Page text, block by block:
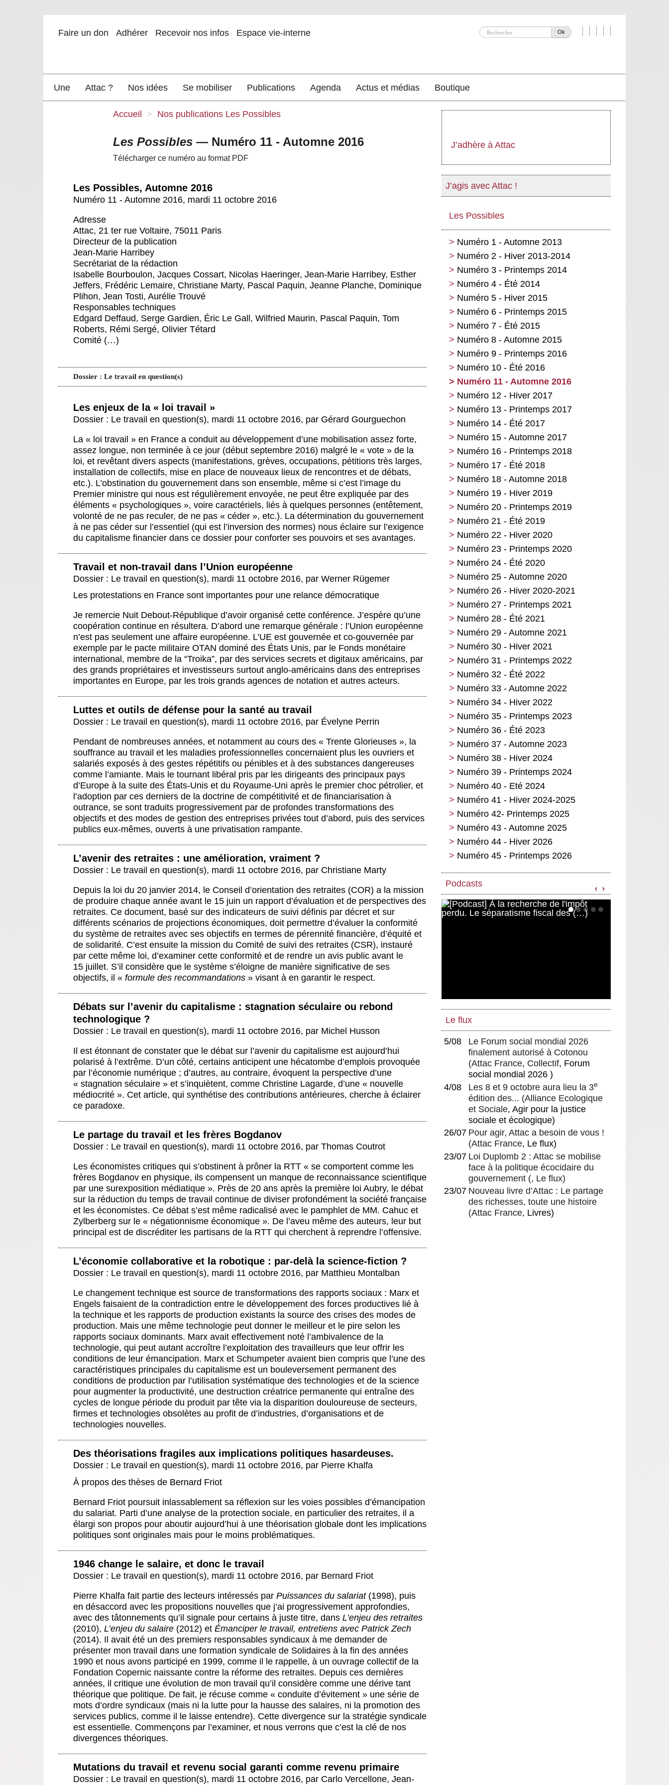
Ok
Faire un don Adhérer Recevoir nos infos Espace vie-interne
Une Attac ? Nos idées Se mobiliser Publications Agenda Actus et médias Boutique
Accueil > Nos publications Les Possibles
Les Possibles — Numéro 11 - Automne 2016
Télécharger ce numéro au format PDF
Les Possibles, Automne 2016
Numéro 11 - Automne 2016, mardi 11 octobre 2016
Adresse
Attac, 21 ter rue Voltaire, 75011 Paris
Directeur de la publication
Jean-Marie Harribey
Secrétariat de la rédaction
Isabelle Bourboulon, Jacques Cossart, Nicolas Haeringer, Jean-Marie Harribey, Esther
Jeffers, Frédéric Lemaire, Christiane Marty, Pascal Paquin, Jeanne Planche, Dominique
Plihon, Jean Tosti, Aurélie Trouvé
Responsables techniques
Edgard Deffaud, Serge Gardien, Éric Le Gall, Wilfried Maurin, Pascal Paquin, Tom
Roberts, Rémi Sergé, Olivier Tétard
Comité (…)
Dossier : Le travail en question(s)
Les enjeux de la « loi travail »
Dossier : Le travail en question(s), mardi 11 octobre 2016, par Gérard Gourguechon
La « loi travail » en France a conduit au développement d’une mobilisation assez forte,
assez longue, non terminée à ce jour (début septembre 2016) malgré le « vote » de la
loi, et revêtant divers aspects (manifestations, grèves, occupations, pétitions très larges,
installation de collectifs, mise en place de nouveaux lieux de rencontres et de débats,
etc.). L’obstination du gouvernement dans son ensemble, même si c’est l’image du
Premier ministre qui nous est régulièrement envoyée, ne peut être expliquée par des
éléments « psychologiques », voire caractériels, liés à quelques personnes (entêtement,
volonté de ne pas reculer, de ne pas « céder », etc.). La détermination du gouvernement
à ne pas céder sur l’essentiel (qui est l’inversion des normes) nous éclaire sur l’exigence
du capitalisme financier dans ce dossier pour conforter ses pouvoirs et ses avantages.
Travail et non-travail dans l’Union européenne
Dossier : Le travail en question(s), mardi 11 octobre 2016, par Werner Rügemer
Les protestations en France sont importantes pour une relance démocratique
Je remercie Nuit Debout-République d’avoir organisé cette conférence. J’espère qu’une
coopération continue en résultera. D’abord une remarque générale : l’Union européenne
n’est pas seulement une affaire européenne. L’UE est gouvernée et co-gouvernée par
exemple par le pacte militaire OTAN dominé des États Unis, par le Fonds monétaire
international, membre de la “Troika”, par des services secrets et digitaux américains, par
des grands propriétaires et investisseurs surtout anglo-américains dans des entreprises
importantes en Europe, par les trois grands agences de notation et autres acteurs.
Luttes et outils de défense pour la santé au travail
Dossier : Le travail en question(s), mardi 11 octobre 2016, par Évelyne Perrin
Pendant de nombreuses années, et notamment au cours des « Trente Glorieuses », la
souffrance au travail et les maladies professionnelles concernaient plus les ouvriers et
salariés exposés à des gestes répétitifs ou pénibles et à des substances dangereuses
comme l’amiante. Mais le tournant libéral pris par les dirigeants des principaux pays
d’Europe à la suite des États-Unis et du Royaume-Uni après le premier choc pétrolier, et
l’adoption par ces derniers de la doctrine de compétitivité et de financiarisation à
outrance, se sont traduits progressivement par de profondes transformations des
objectifs et des modes de gestion des entreprises privées tout d’abord, puis des services
publics eux-mêmes, ouverts à une privatisation rampante.
L’avenir des retraites : une amélioration, vraiment ?
Dossier : Le travail en question(s), mardi 11 octobre 2016, par Christiane Marty
Depuis la loi du 20 janvier 2014, le Conseil d’orientation des retraites (COR) a la mission
de produire chaque année avant le 15 juin un rapport d’évaluation et de perspectives des
retraites. Ce document, basé sur des indicateurs de suivi définis par décret et sur
différents scénarios de projections économiques, doit permettre d’évaluer la conformité
du système de retraites avec ses objectifs en termes de pérennité financière, d’équité et
de solidarité. C’est ensuite la mission du Comité de suivi des retraites (CSR), instauré
par cette même loi, d’examiner cette conformité et de rendre un avis public avant le
15 juillet. S’il considère que le système s’éloigne de manière significative de ses
objectifs, il « formule des recommandations » visant à en garantir le respect.
Débats sur l’avenir du capitalisme : stagnation séculaire ou rebond
technologique ?
Dossier : Le travail en question(s), mardi 11 octobre 2016, par Michel Husson
Il est étonnant de constater que le débat sur l’avenir du capitalisme est aujourd’hui
polarisé à l’extrême. D’un côté, certains anticipent une hécatombe d’emplois provoquée
par l’économie numérique ; d’autres, au contraire, évoquent la perspective d’une
« stagnation séculaire » et s’inquiètent, comme Christine Lagarde, d’une « nouvelle
médiocrité ». Cet article, qui synthétise des contributions antérieures, cherche à éclairer
ce paradoxe.
Le partage du travail et les frères Bogdanov
Dossier : Le travail en question(s), mardi 11 octobre 2016, par Thomas Coutrot
Les économistes critiques qui s’obstinent à prôner la RTT « se comportent comme les
frères Bogdanov en physique, ils compensent un manque de reconnaissance scientifique
par une surexposition médiatique ». Près de 20 ans après la première loi Aubry, le débat
sur la réduction du temps de travail continue de diviser profondément la société française
et les économistes. Ce débat s’est même radicalisé avec le pamphlet de MM. Cahuc et
Zylberberg sur le « négationnisme économique ». De l’aveu même des auteurs, leur but
principal est de discréditer les partisans de la RTT qui cherchent à reprendre l’offensive.
L’économie collaborative et la robotique : par-delà la science-fiction ?
Dossier : Le travail en question(s), mardi 11 octobre 2016, par Matthieu Montalban
Le changement technique est source de transformations des rapports sociaux : Marx et
Engels faisaient de la contradiction entre le développement des forces productives lié à
la technique et les rapports de production existants la source des crises des modes de
production. Mais une même technologie peut donner le meilleur et le pire selon les
rapports sociaux dominants. Marx avait effectivement noté l’ambivalence de la
technologie, qui peut autant accroître l’exploitation des travailleurs que leur offrir les
conditions de leur émancipation. Marx et Schumpeter avaient bien compris que l’une des
caractéristiques principales du capitalisme est un bouleversement permanent des
conditions de production par l’utilisation systématique des technologies et de la science
pour augmenter la productivité, une destruction créatrice permanente qui entraîne des
cycles de longue période du produit par tête via la disparition douloureuse de secteurs,
firmes et technologies obsolètes au profit de d’industries, d’organisations et de
technologies nouvelles.
Des théorisations fragiles aux implications politiques hasardeuses.
Dossier : Le travail en question(s), mardi 11 octobre 2016, par Pierre Khalfa
À propos des thèses de Bernard Friot
Bernard Friot poursuit inlassablement sa réflexion sur les voies possibles d’émancipation
du salariat. Parti d’une analyse de la protection sociale, en particulier des retraites, il a
élargi son propos pour aboutir aujourd’hui à une théorisation globale dont les implications
politiques sont originales mais pour le moins problématiques.
1946 change le salaire, et donc le travail
Dossier : Le travail en question(s), mardi 11 octobre 2016, par Bernard Friot
Pierre Khalfa fait partie des lecteurs intéressés par Puissances du salariat(1998), puis
en désaccord avec les propositions nouvelles que j’ai progressivement approfondies,
avec des tâtonnements qu’il signale pour certains à juste titre, dans L’enjeu des retraites
(2010), L’enjeu du salaire (2012) et Émanciper le travail, entretiens avec Patrick Zech
(2014). Il avait été un des premiers responsables syndicaux à me demander de
présenter mon travail dans une formation syndicale de Solidaires à la fin des années
1990 et nous avons participé en 1999, comme il le rappelle, à un ouvrage collectif de la
Fondation Copernic naissante contre la réforme des retraites. Depuis ces dernières
années, il critique une évolution de mon travail qu’il considère comme une dérive tant
théorique que politique. De fait, je récuse comme « conduite d’évitement » une série de
mots d’ordre syndicaux (mais ni la lutte pour la hausse des salaires, ni la promotion des
services publics, comme il le laisse entendre). Cette divergence sur la stratégie syndicale
est essentielle. Commençons par l’examiner, et nous verrons que c’est la clé de nos
divergences théoriques.
Mutations du travail et revenu social garanti comme revenu primaire
Dossier : Le travail en question(s), mardi 11 octobre 2016, par Carlo Vercellone, Jean-
J’adhère à Attac
J’agis avec Attac !
Les Possibles
Numéro 1 - Automne 2013
Numéro 2 - Hiver 2013-2014
Numéro 3 - Printemps 2014
Numéro 4 - Été 2014
Numéro 5 - Hiver 2015
Numéro 6 - Printemps 2015
Numéro 7 - Été 2015
Numéro 8 - Automne 2015
Numéro 9 - Printemps 2016
Numéro 10 - Été 2016
Numéro 11 - Automne 2016
Numéro 12 - Hiver 2017
Numéro 13 - Printemps 2017
Numéro 14 - Été 2017
Numéro 15 - Automne 2017
Numéro 16 - Printemps 2018
Numéro 17 - Été 2018
Numéro 18 - Automne 2018
Numéro 19 - Hiver 2019
Numéro 20 - Printemps 2019
Numéro 21 - Été 2019
Numéro 22 - Hiver 2020
Numéro 23 - Printemps 2020
Numéro 24 - Été 2020
Numéro 25 - Automne 2020
Numéro 26 - Hiver 2020-2021
Numéro 27 - Printemps 2021
Numéro 28 - Été 2021
Numéro 29 - Automne 2021
Numéro 30 - Hiver 2021
Numéro 31 - Printemps 2022
Numéro 32 - Été 2022
Numéro 33 - Automne 2022
Numéro 34 - Hiver 2022
Numéro 35 - Printemps 2023
Numéro 36 - Été 2023
Numéro 37 - Automne 2023
Numéro 38 - Hiver 2024
Numéro 39 - Printemps 2024
Numéro 40 - Eté 2024
Numéro 41 - Hiver 2024-2025
Numéro 42- Printemps 2025
Numéro 43 - Automne 2025
Numéro 44 - Hiver 2026
Numéro 45 - Printemps 2026
Podcasts ‹ ›
Le flux
5/08
Le Forum social mondial 2026
finalement autorisé à Cotonou
(Attac France, Collectif, Forum
social mondial 2026 )
4/08
Les 8 et 9 octobre aura lieu la 3e
édition des... (Alliance Ecologique
et Sociale, Agir pour la justice
sociale et écologique)
26/07 Pour agir, Attac a besoin de vous !
(Attac France, Le flux)
23/07 Loi Duplomb 2 : Attac se mobilise
face à la politique écocidaire du
gouvernement (, Le flux)
23/07 Nouveau livre d’Attac : Le partage
des richesses, toute une histoire
(Attac France, Livres)